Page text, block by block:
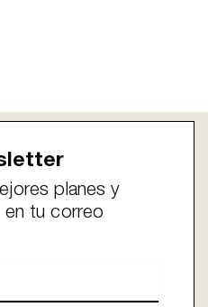
planes y
tu correo